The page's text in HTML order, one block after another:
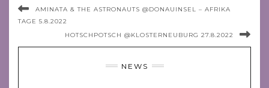
AMINATA & THE ASTRONAUTS @DONAUINSEL – AFRIKA
TAGE 5.8.2022
HOTSCHPOTSCH @KLOSTERNEUBURG 27.8.2022
NEWS